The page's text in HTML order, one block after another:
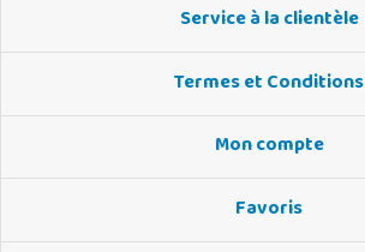
Service à la clientèle
Termes et Conditions
Mon compte
Favoris